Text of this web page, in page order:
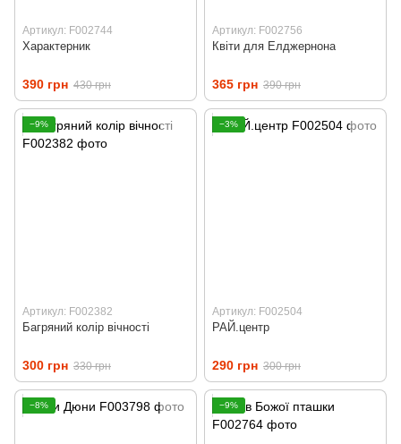
Артикул: F002744
Характерник
390 грн 430 грн
Артикул: F002756
Квіти для Елджернона
365 грн 390 грн
−9%
Артикул: F002382
Багряний колір вічності
300 грн 330 грн
−3%
Артикул: F002504
РАЙ.центр
290 грн 300 грн
−8% −9%